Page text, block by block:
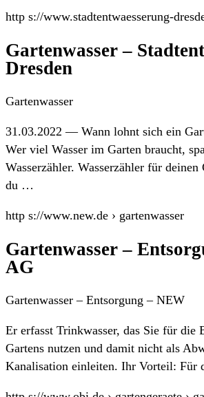
http s://www.stadtentwaesserung-
Gartenwasser –
Dresden
Gartenwasser
31.03.2022 — Wann lohnt sich ein
Wer viel Wasser im Garten braucht,
Wasserzähler. Wasserzähler für deinen
du …
http s://www.new.de › gartenwasser
Gartenwasser –
AG
Gartenwasser – Entsorgung – NEW
Er erfasst Trinkwasser, das Sie für die
Gartens nutzen und damit nicht als
Kanalisation einleiten. Ihr Vorteil: Für